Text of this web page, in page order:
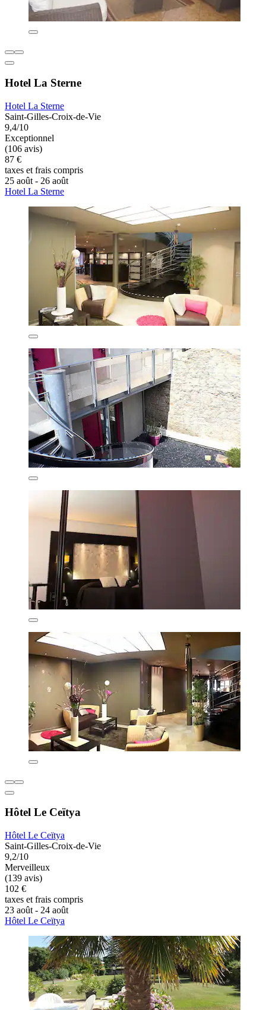
Hotel La Sterne
Hotel La Sterne
Saint-Gilles-Croix-de-Vie
9,4/10
Exceptionnel
(106 avis)
87 €
taxes et frais compris
25 août - 26 août
Hotel La Sterne
Hôtel Le Ceïtya
Hôtel Le Ceïtya
Saint-Gilles-Croix-de-Vie
9,2/10
Merveilleux
(139 avis)
102 €
taxes et frais compris
23 août - 24 août
Hôtel Le Ceïtya